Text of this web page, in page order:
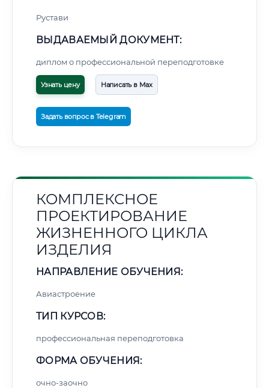
Рустави
ВЫДАВАЕМЫЙ ДОКУМЕНТ:
диплом о профессиональной переподготовке
Узнать цену Написать в Max
Задать вопрос в Telegram
КОМПЛЕКСНОЕ
ПРОЕКТИРОВАНИЕ
ЖИЗНЕННОГО ЦИКЛА
ИЗДЕЛИЯ
НАПРАВЛЕНИЕ ОБУЧЕНИЯ:
Авиастроение
ТИП КУРСОВ:
профессиональная переподготовка
ФОРМА ОБУЧЕНИЯ:
очно-заочно